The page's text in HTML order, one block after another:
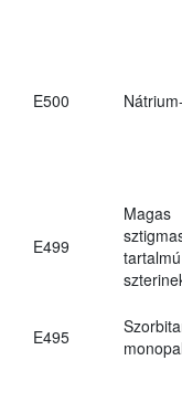
E500
E499
Magas
E495